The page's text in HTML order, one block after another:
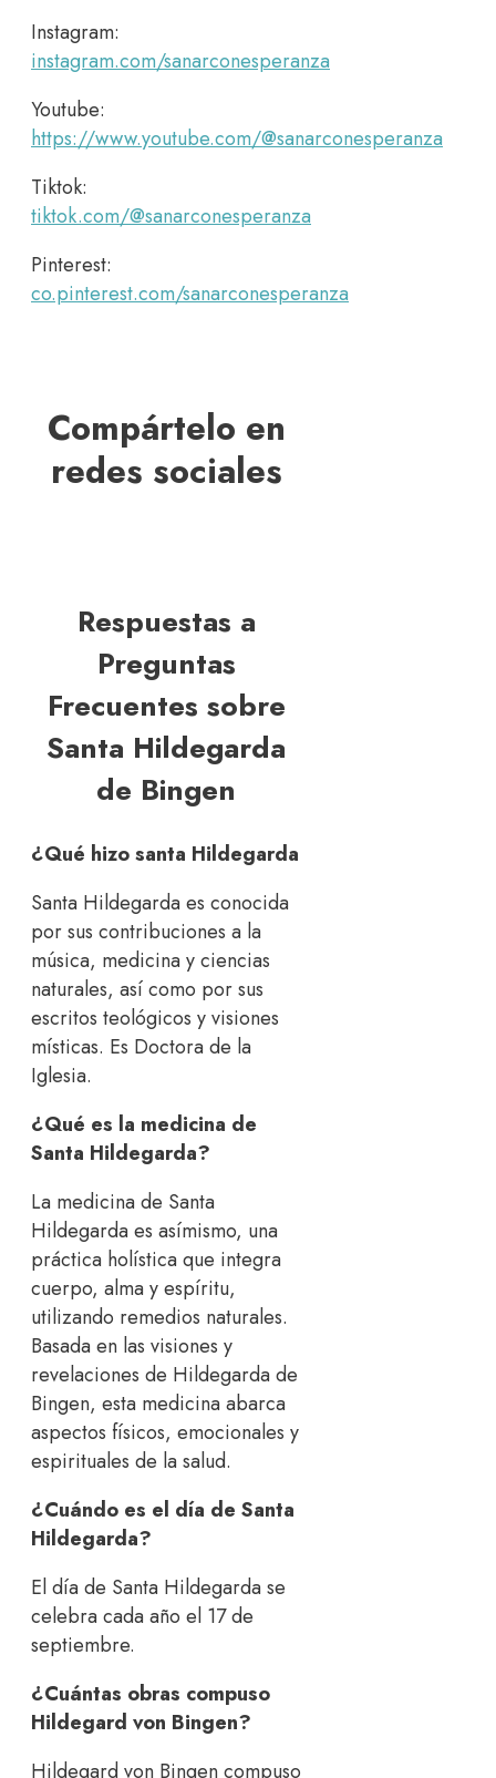
Instagram:
instagram.com/sanarconesperanza
Youtube:
https://www.youtube.com/@sanarconesperanza
Tiktok:
tiktok.com/@sanarconesperanza
Pinterest:
co.pinterest.com/sanarconesperanza
Compártelo en
redes sociales
Respuestas a
Preguntas
Frecuentes sobre
Santa Hildegarda
de Bingen
¿Qué hizo santa Hildegarda
Santa Hildegarda es conocida
por sus contribuciones a la
música, medicina y ciencias
naturales, así como por sus
escritos teológicos y visiones
místicas. Es Doctora de la
Iglesia.
¿Qué es la medicina de
Santa Hildegarda?
La medicina de Santa
Hildegarda es asímismo, una
práctica holística que integra
cuerpo, alma y espíritu,
utilizando remedios naturales.
Basada en las visiones y
revelaciones de Hildegarda de
Bingen, esta medicina abarca
aspectos físicos, emocionales y
espirituales de la salud.
¿Cuándo es el día de Santa
Hildegarda?
El día de Santa Hildegarda se
celebra cada año el 17 de
septiembre.
¿Cuántas obras compuso
Hildegard von Bingen?
Hildegard von Bingen compuso